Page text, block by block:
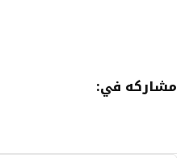
مشاركه في: